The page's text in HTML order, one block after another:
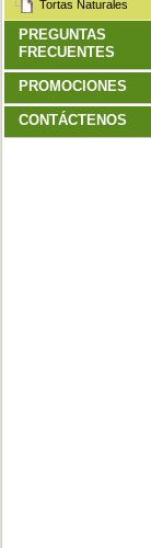
Tortas Naturales
PREGUNTAS
FRECUENTES
PROMOCIONES
CONTÁCTENOS